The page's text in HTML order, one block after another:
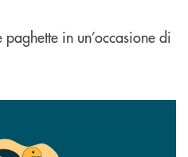
in un’occasione di